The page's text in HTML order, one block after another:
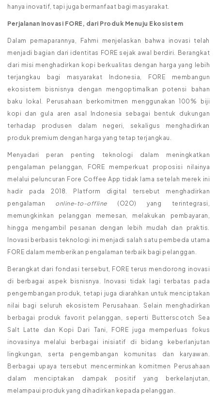
hanya inovatif, tapi juga bermanfaat bagi masyarakat.
Perjalanan Inovasi FORE, dari Produk Menuju Ekosistem
Dalam pemaparannya, Fahmi menjelaskan bahwa inovasi telah
menjadi bagian dari identitas FORE sejak awal berdiri. Berangkat
dari misi menghadirkan kopi berkualitas dengan harga yang lebih
terjangkau bagi masyarakat Indonesia, FORE membangun
ekosistem bisnisnya dengan mengoptimalkan potensi bahan
baku lokal. Perusahaan berkomitmen menggunakan 100% biji
kopi dan gula aren asal Indonesia sebagai bentuk dukungan
terhadap produsen dalam negeri, sekaligus menghadirkan
produk premium dengan harga yang tetap terjangkau.
Menyadari peran penting teknologi dalam meningkatkan
pengalaman pelanggan, FORE memperkuat proposisi nilainya
melalui peluncuran Fore Coffee App tidak lama setelah merek ini
hadir pada 2018. Platform digital tersebut menghadirkan
pengalaman online-to-offline(O2O) yang terintegrasi,
memungkinkan pelanggan memesan, melakukan pembayaran,
hingga mengambil pesanan dengan lebih mudah dan praktis.
Inovasi berbasis teknologi ini menjadi salah satu pembeda utama
FORE dalam memberikan pengalaman terbaik bagi pelanggan.
Berangkat dari fondasi tersebut, FORE terus mendorong inovasi
di berbagai aspek bisnisnya. Inovasi tidak lagi terbatas pada
pengembangan produk, tetapi juga diarahkan untuk menciptakan
nilai bagi seluruh ekosistem Perusahaan. Selain menghadirkan
berbagai produk favorit pelanggan, seperti Butterscotch Sea
Salt Latte dan Kopi Dari Tani, FORE juga memperluas fokus
inovasinya melalui berbagai inisiatif di bidang keberlanjutan
lingkungan, serta pengembangan komunitas dan karyawan.
Berbagai upaya tersebut mencerminkan komitmen Perusahaan
dalam menciptakan dampak positif yang berkelanjutan,
melampaui produk yang dihadirkan kepada pelanggan.